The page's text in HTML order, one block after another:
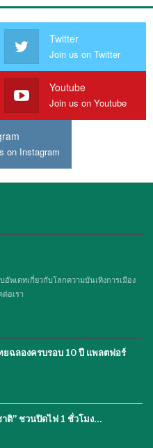
Twitter
Join us on Twitter
Youtube
Join us on Youtube
on Instagram
พเดทเกี่ยวกับโลกความบันเทิงการเมือง
อเรา
ยฉลองครบรอบ 10 ปี แพลตฟอร์
ติ” ชวนปิดไฟ 1 ชั่วโมง…